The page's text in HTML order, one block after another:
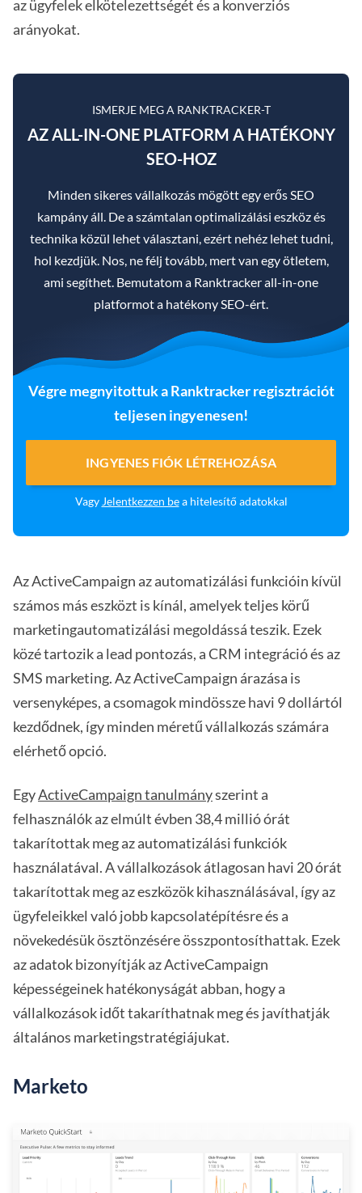
az ügyfelek elkötelezettségét és a konverziós
arányokat.
ISMERJE MEG A RANKTRACKER-T
AZ ALL-IN-ONE PLATFORM A HATÉKONY
SEO-HOZ
Minden sikeres vállalkozás mögött egy erős SEO
kampány áll. De a számtalan optimalizálási eszköz és
technika közül lehet választani, ezért nehéz lehet tudni,
hol kezdjük. Nos, ne félj tovább, mert van egy ötletem,
ami segíthet. Bemutatom a Ranktracker all-in-one
platformot a hatékony SEO-ért.
Végre megnyitottuk a Ranktracker regisztrációt
teljesen ingyenesen!
INGYENES FIÓK LÉTREHOZÁSA
Vagy Jelentkezzen bea hitelesítő adatokkal
Az ActiveCampaign az automatizálási funkcióin kívül
számos más eszközt is kínál, amelyek teljes körű
marketingautomatizálási megoldássá teszik. Ezek
közé tartozik a lead pontozás, a CRM integráció és az
SMS marketing. Az ActiveCampaign árazása is
versenyképes, a csomagok mindössze havi 9 dollártól
kezdődnek, így minden méretű vállalkozás számára
elérhető opció.
EgyActiveCampaign tanulmányszerint a
felhasználók az elmúlt évben 38,4 millió órát
takarítottak meg az automatizálási funkciók
használatával. A vállalkozások átlagosan havi 20 órát
takarítottak meg az eszközök kihasználásával, így az
ügyfeleikkel való jobb kapcsolatépítésre és a
növekedésük ösztönzésére összpontosíthattak. Ezek
az adatok bizonyítják az ActiveCampaign
képességeinek hatékonyságát abban, hogy a
vállalkozások időt takaríthatnak meg és javíthatják
általános marketingstratégiájukat.
Marketo